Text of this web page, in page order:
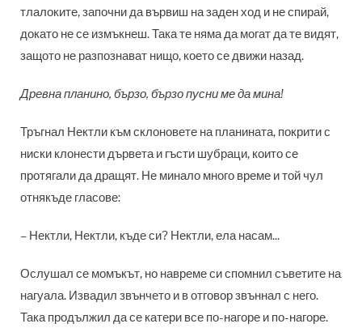
тлалоките, започни да вървиш на заден ход и не спирай,
докато не се измъкнеш. Така те няма да могат да те видят,
защото не разпознават нищо, което се движи назад.
Древна планино, бързо, бързо пусни ме да мина!
Тръгнал Нектли към склоновете на планината, покрити с
ниски клонести дървета и гъсти шубраци, които се
протягали да дращят. Не минало много време и той чул
отнякъде гласове:
– Нектли, Нектли, къде си? Нектли, ела насам...
Ослушал се момъкът, но навреме си спомнил съветите на
нагуала. Извадил звънчето и в отговор звъннал с него.
Така продължил да се катери все по-нагоре и по-нагоре.